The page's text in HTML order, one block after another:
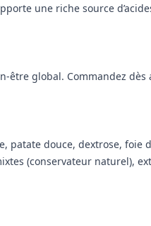
une riche source
global. Commandez
patate douce, dextrose,
(conservateur naturel),